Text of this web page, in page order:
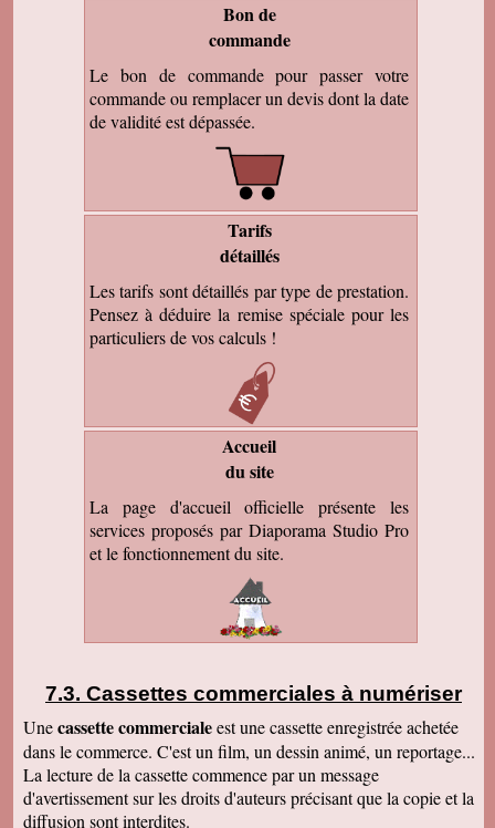
Bon de
commande
Le bon de commande pour passer votre
commande ou remplacer un devis dont la date
de validité est dépassée.
Tarifs
détaillés
Les tarifs sont détaillés par type de prestation.
Pensez à déduire la remise spéciale pour les
particuliers de vos calculs !
Accueil
du site
La page d'accueil officielle présente les
services proposés par Diaporama Studio Pro
et le fonctionnement du site.
Cassettes commerciales à numériser
Unecassette commercialeest une cassette enregistrée achetée
dans le commerce. C'est un film, un dessin animé, un reportage...
La lecture de la cassette commence par un message
d'avertissement sur les droits d'auteurs précisant que la copie et la
diffusion sont interdites.